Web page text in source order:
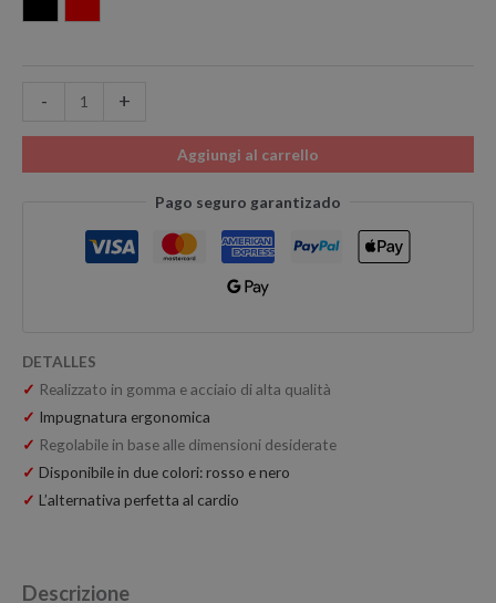
Nero Rosso
- +
Aggiungi al carrello
Pago seguro garantizado
DETALLES
✓ Realizzato in gomma e acciaio di alta qualità
✓ Impugnatura ergonomica
✓ Regolabile in base alle dimensioni desiderate
✓ Disponibile in due colori: rosso e nero
✓ L’alternativa perfetta al cardio
Descrizione